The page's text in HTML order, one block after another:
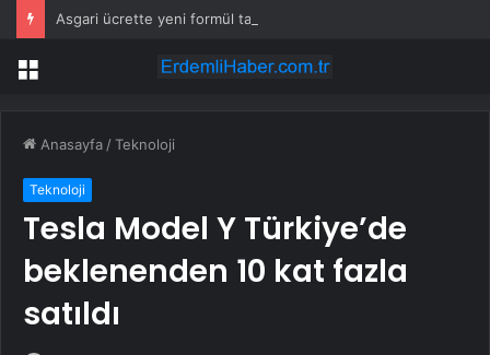
Menü
Anasayfa /Teknoloji
Teknoloji
Tesla Model Y Türkiye’de
beklenenden 10 kat fazla
satıldı